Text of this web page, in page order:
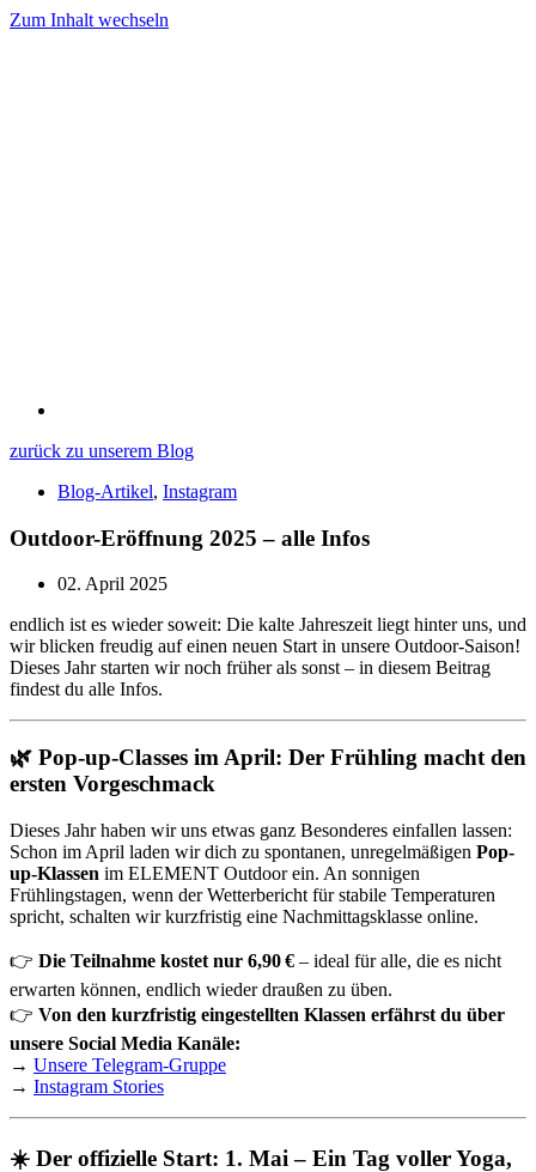
Zum Inhalt wechseln
zurück zu unserem Blog
Blog-Artikel, Instagram
Outdoor-Eröffnung 2025 – alle Infos
02. April 2025
endlich ist es wieder soweit: Die kalte Jahreszeit liegt hinter uns, und
wir blicken freudig auf einen neuen Start in unsere Outdoor-Saison!
Dieses Jahr starten wir noch früher als sonst – in diesem Beitrag
findest du alle Infos.
🌿 Pop-up-Classes im April: Der Frühling macht den
ersten Vorgeschmack
Dieses Jahr haben wir uns etwas ganz Besonderes einfallen lassen:
Schon im April laden wir dich zu spontanen, unregelmäßigen Pop-
up-Klassen im ELEMENT Outdoor ein. An sonnigen
Frühlingstagen, wenn der Wetterbericht für stabile Temperaturen
spricht, schalten wir kurzfristig eine Nachmittagsklasse online.
👉 Die Teilnahme kostet nur 6,90 € – ideal für alle, die es nicht
erwarten können, endlich wieder draußen zu üben.
👉 Von den kurzfristig eingestellten Klassen erfährst du über
unsere Social Media Kanäle:
→ Unsere Telegram-Gruppe
→ Instagram Stories
☀️ Der offizielle Start: 1. Mai – Ein Tag voller Yoga,